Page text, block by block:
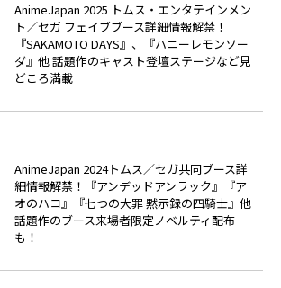
AnimeJapan 2025 トムス・エンタテインメン
ト／セガ フェイブブース詳細情報解禁！
『SAKAMOTO DAYS』、『ハニーレモンソー
ダ』他 話題作のキャスト登壇ステージなど見
どころ満載
AnimeJapan 2024トムス／セガ共同ブース詳
細情報解禁！『アンデッドアンラック』『ア
オのハコ』『七つの大罪 黙示録の四騎士』他
話題作のブース来場者限定ノベルティ配布
も！